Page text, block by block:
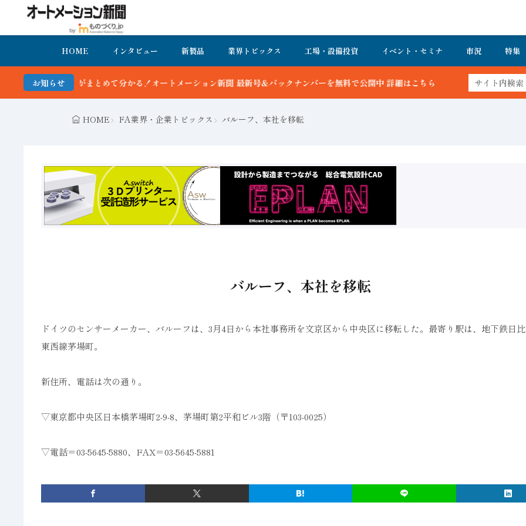
HOME インタビュー 新製品 業界トピックス 工場・設備投資 イベント・セミナ 市況 特集
お知らせ
ートメーション新聞 最新号＆バックナンバーを無料で公開中 詳細はこちら
HOME FA業界・企業トピックス バルーフ、本社を移転
バルーフ、本社を移転
ドイツのセンサーメーカー、バルーフは、3月4日から本社事務所を文京区から中央区に移転した。最寄り駅は、地下鉄日
東西線茅場町。
新住所、電話は次の通り。
▽東京都中央区日本橋茅場町2-9-8、茅場町第2平和ビル3階（〒103-0025）
▽電話＝03-5645-5880、FAX＝03-5645-5881